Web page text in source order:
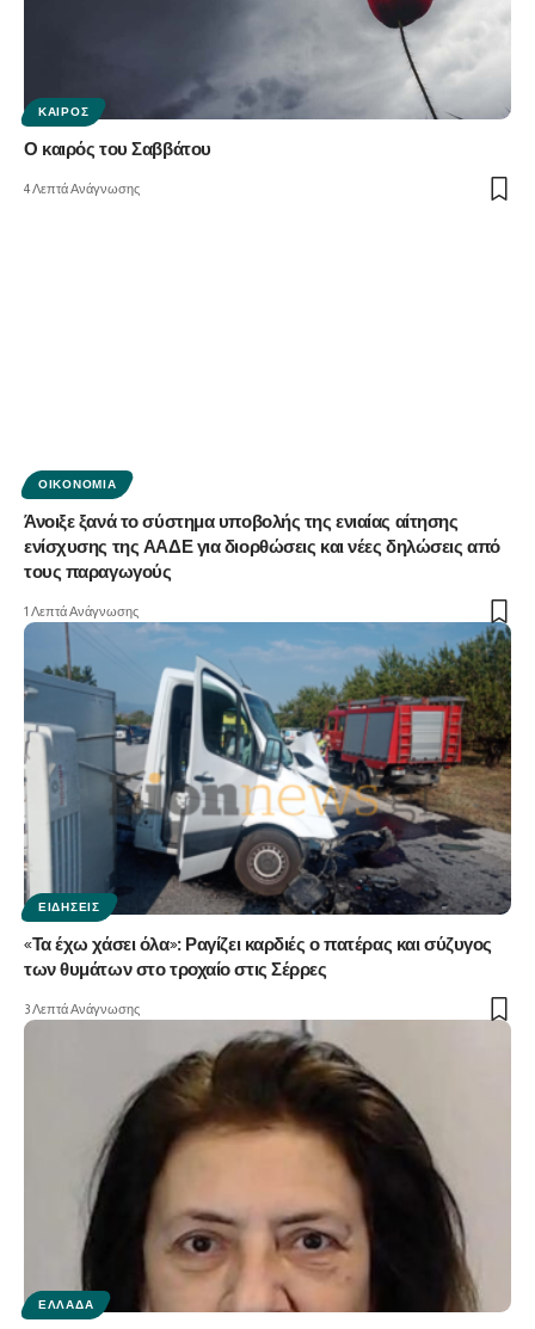
ΚΑΙΡΌΣ
Ο καιρός του Σαββάτου
4 Λεπτά Ανάγνωσης
ΟΙΚΟΝΟΜΊΑ
Άνοιξε ξανά το σύστημα υποβολής της ενιαίας αίτησης
ενίσχυσης της ΑΑΔΕ για διορθώσεις και νέες δηλώσεις από
τους παραγωγούς
1 Λεπτά Ανάγνωσης
ΕΙΔΉΣΕΙΣ
«Τα έχω χάσει όλα»: Ραγίζει καρδιές ο πατέρας και σύζυγος
των θυμάτων στο τροχαίο στις Σέρρες
3 Λεπτά Ανάγνωσης
ΕΛΛΆΔΑ